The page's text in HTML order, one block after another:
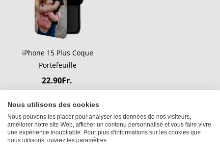
iPhone 15 Plus Coque
Portefeuille
22.90Fr.
Nous utilisons des cookies
Nous pouvons les placer pour analyser les données de nos visiteurs,
améliorer notre site Web, afficher un contenu personnalisé et vous faire vivre
une expérience inoubliable. Pour plus d'informations sur les cookies que
nous utilisons, ouvrez les paramètres.